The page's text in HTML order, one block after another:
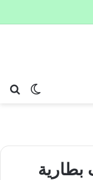
الوضع
بطارية